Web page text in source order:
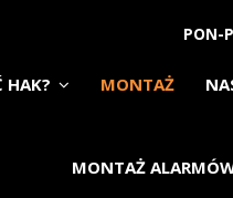
PON-
HAK? MONTAŻ
MONTAŻ